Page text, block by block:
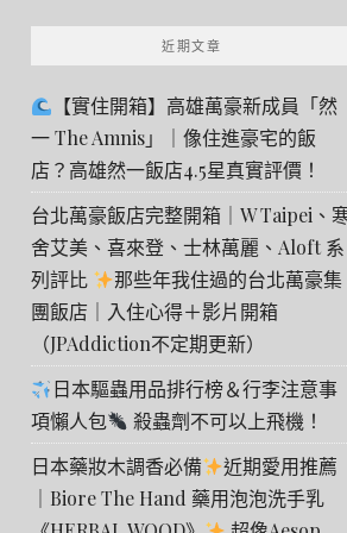
近期文章
【實住開箱】高雄萬豪新成員「然
一 The Amnis」｜像住進豪宅的飯
店？高雄然一飯店4.5星真實評價！
台北萬豪飯店完整開箱｜W Taipei、
舍艾美、喜來登、士林萬麗、Aloft 系
列評比
那些年我住過的台北萬豪集
團飯店｜入住心得＋影片開箱
（JPAddiction不定期更新）
日本驅蟲用品排行榜＆行李注意事
項懶人包
殺蟲劑不可以上飛機！
日本藥妝木調香必備
近期愛用推薦
｜Biore The Hand 藥用泡泡洗手乳